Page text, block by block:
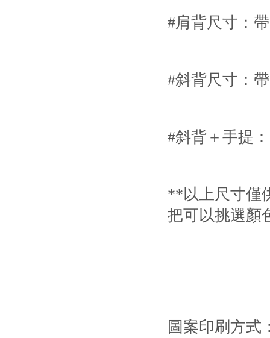
#肩背尺寸：
#斜背尺寸：
#斜背＋手提
**以上尺寸僅
把可以挑選顏
圖案印刷方式